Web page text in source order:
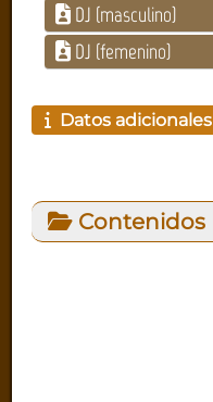
DJ (masculino)
DJ (femenino)
Datos adicionales
Contenidos